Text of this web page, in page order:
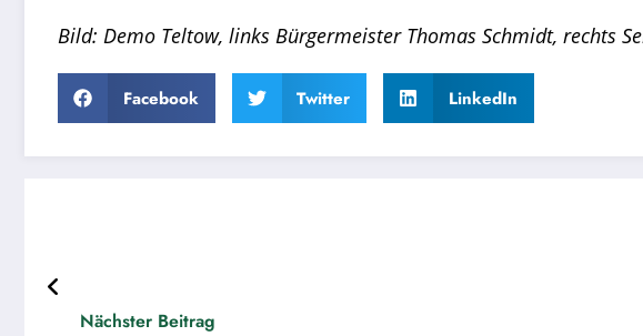
Bild: Demo Teltow, links Bürgermeister Thomas Schmidt, rechts
Facebook Twitter LinkedIn
Nächster Beitrag